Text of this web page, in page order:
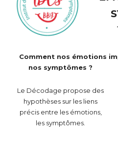
Comment nos émotions
nos symptômes ?
Le Décodage propose des
hypothèses sur les liens
précis entre les émotions,
les symptômes.